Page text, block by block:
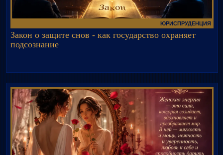
ЮРИСПРУДЕНЦИЯ
Закон о защите снов - как государство охраняет
подсознание